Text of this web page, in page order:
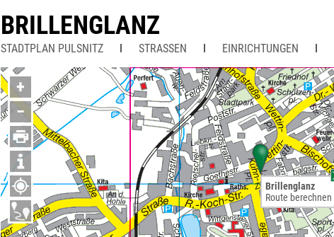
BRILLENGLANZ
STADTPLAN PULSNITZ STRASSEN EINRICHTUNGEN
+
−
Brillenglanz
Route berechnen